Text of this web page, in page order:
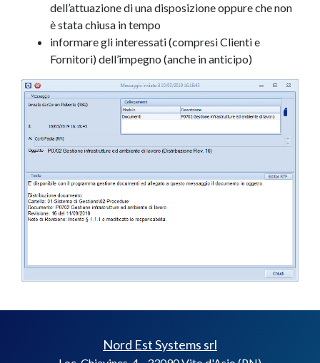
dell’attuazione di una disposizione oppure che non
è stata chiusa in tempo
informare gli interessati (compresi Clienti e
Fornitori) dell’impegno (anche in anticipo)
Nord Est Systems srl